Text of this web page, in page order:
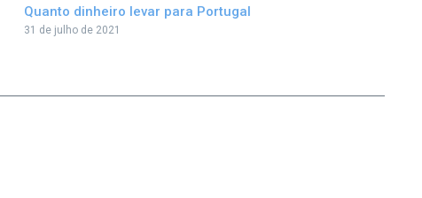
Quanto dinheiro levar para Portugal
31 de julho de 2021